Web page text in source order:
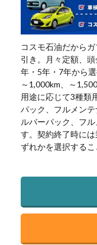
コスモ石油だから
引き。月々定額、
年・5年・7年から
～1,000km、～
用途に応じて3種類
パック、フルメン
ルバーパック、フ
す。契約終了時に
ずれかを選択するこ